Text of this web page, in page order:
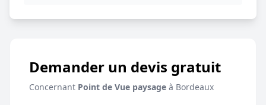
Demander un devis gratuit
Concernant Point de Vue paysage à Bordeaux